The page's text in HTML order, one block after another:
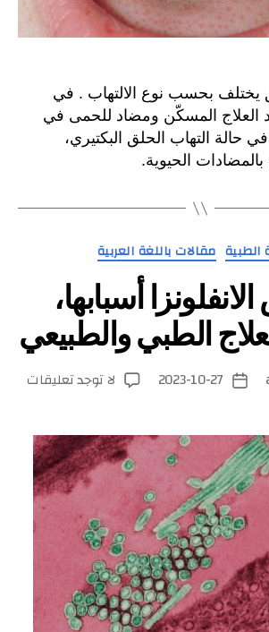
يختلف بحسب نوع الالتهاب . في
العلاج المسكّن ومضاد للحمى في
حالة التهاب الحلق البكتيري،
الحيوية.
التصنيفات الطبية مقالات باللغة العربية
أسبابها،
الطبي والطبيعي
تاريخ2023-10-27 لا توجد تعليقاتعلى